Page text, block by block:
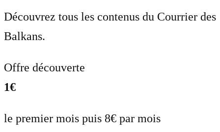
Découvrez tous les contenus du Courrier des
Balkans.
Offre découverte
1€
le premier mois puis 8€ par mois